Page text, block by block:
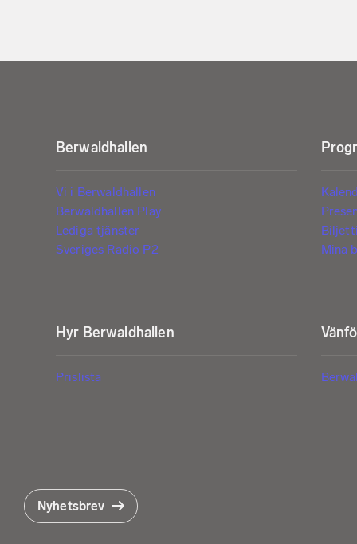
Berwaldhallen
Vi i Berwaldhallen
Berwaldhallen Play
Lediga tjänster
Sveriges Radio P2
Mina
Hyr Berwaldhallen
Prislista
Nyhetsbrev